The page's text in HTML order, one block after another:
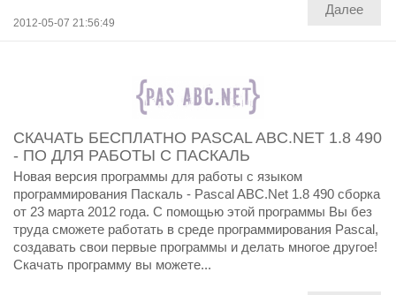
2012-05-07 21:56:49
Далее
СКАЧАТЬ БЕСПЛАТНО PASCAL ABC.NET 1.8 490
- ПО ДЛЯ РАБОТЫ С ПАСКАЛЬ
Новая версия программы для работы с языком
программирования Паскаль - Pascal ABC.Net 1.8 490 сборка
от 23 марта 2012 года. С помощью этой программы Вы без
труда сможете работать в среде программирования Pascal,
создавать свои первые программы и делать многое другое!
Скачать программу вы можете...